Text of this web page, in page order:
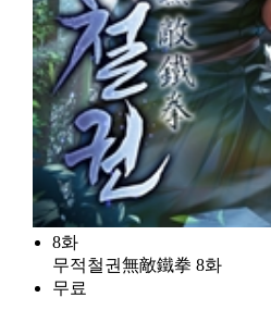
8화
무적철권無敵鐵拳 8화
무료